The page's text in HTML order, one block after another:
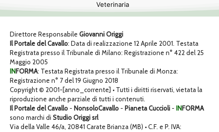
Veterinaria
Direttore Responsabile Giovanni Origgi
Il Portale del Cavallo: Data di realizzazione 12 Aprile 2001. Testata
Registrata presso il Tribunale di Milano: Registrazione n° 422 del 25
Maggio 2005
INFORMA: Testata Registrata presso il Tribunale di Monza:
Registrazione n° 7 del 19 Giugno 2018
Copyright © 2001-[anno_corrente] • Tutti i diritti riservati, vietata la
riproduzione anche parziale di tutti i contenuti.
Il Portale del Cavallo - NonsoloCavallo - Pianeta Cuccioli - INFORMA
sono marchi di Studio Origgi srl
Via della Valle 46/a, 20841 Carate Brianza (MB) • C.F. e P. IVA: